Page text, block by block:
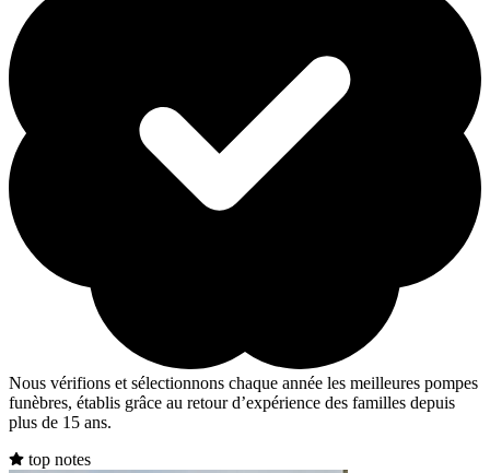
Nous vérifions et sélectionnons chaque année les meilleures pompes
funèbres, établis grâce au retour d’expérience des familles depuis
plus de 15 ans.
top notes